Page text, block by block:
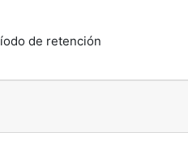
de retención